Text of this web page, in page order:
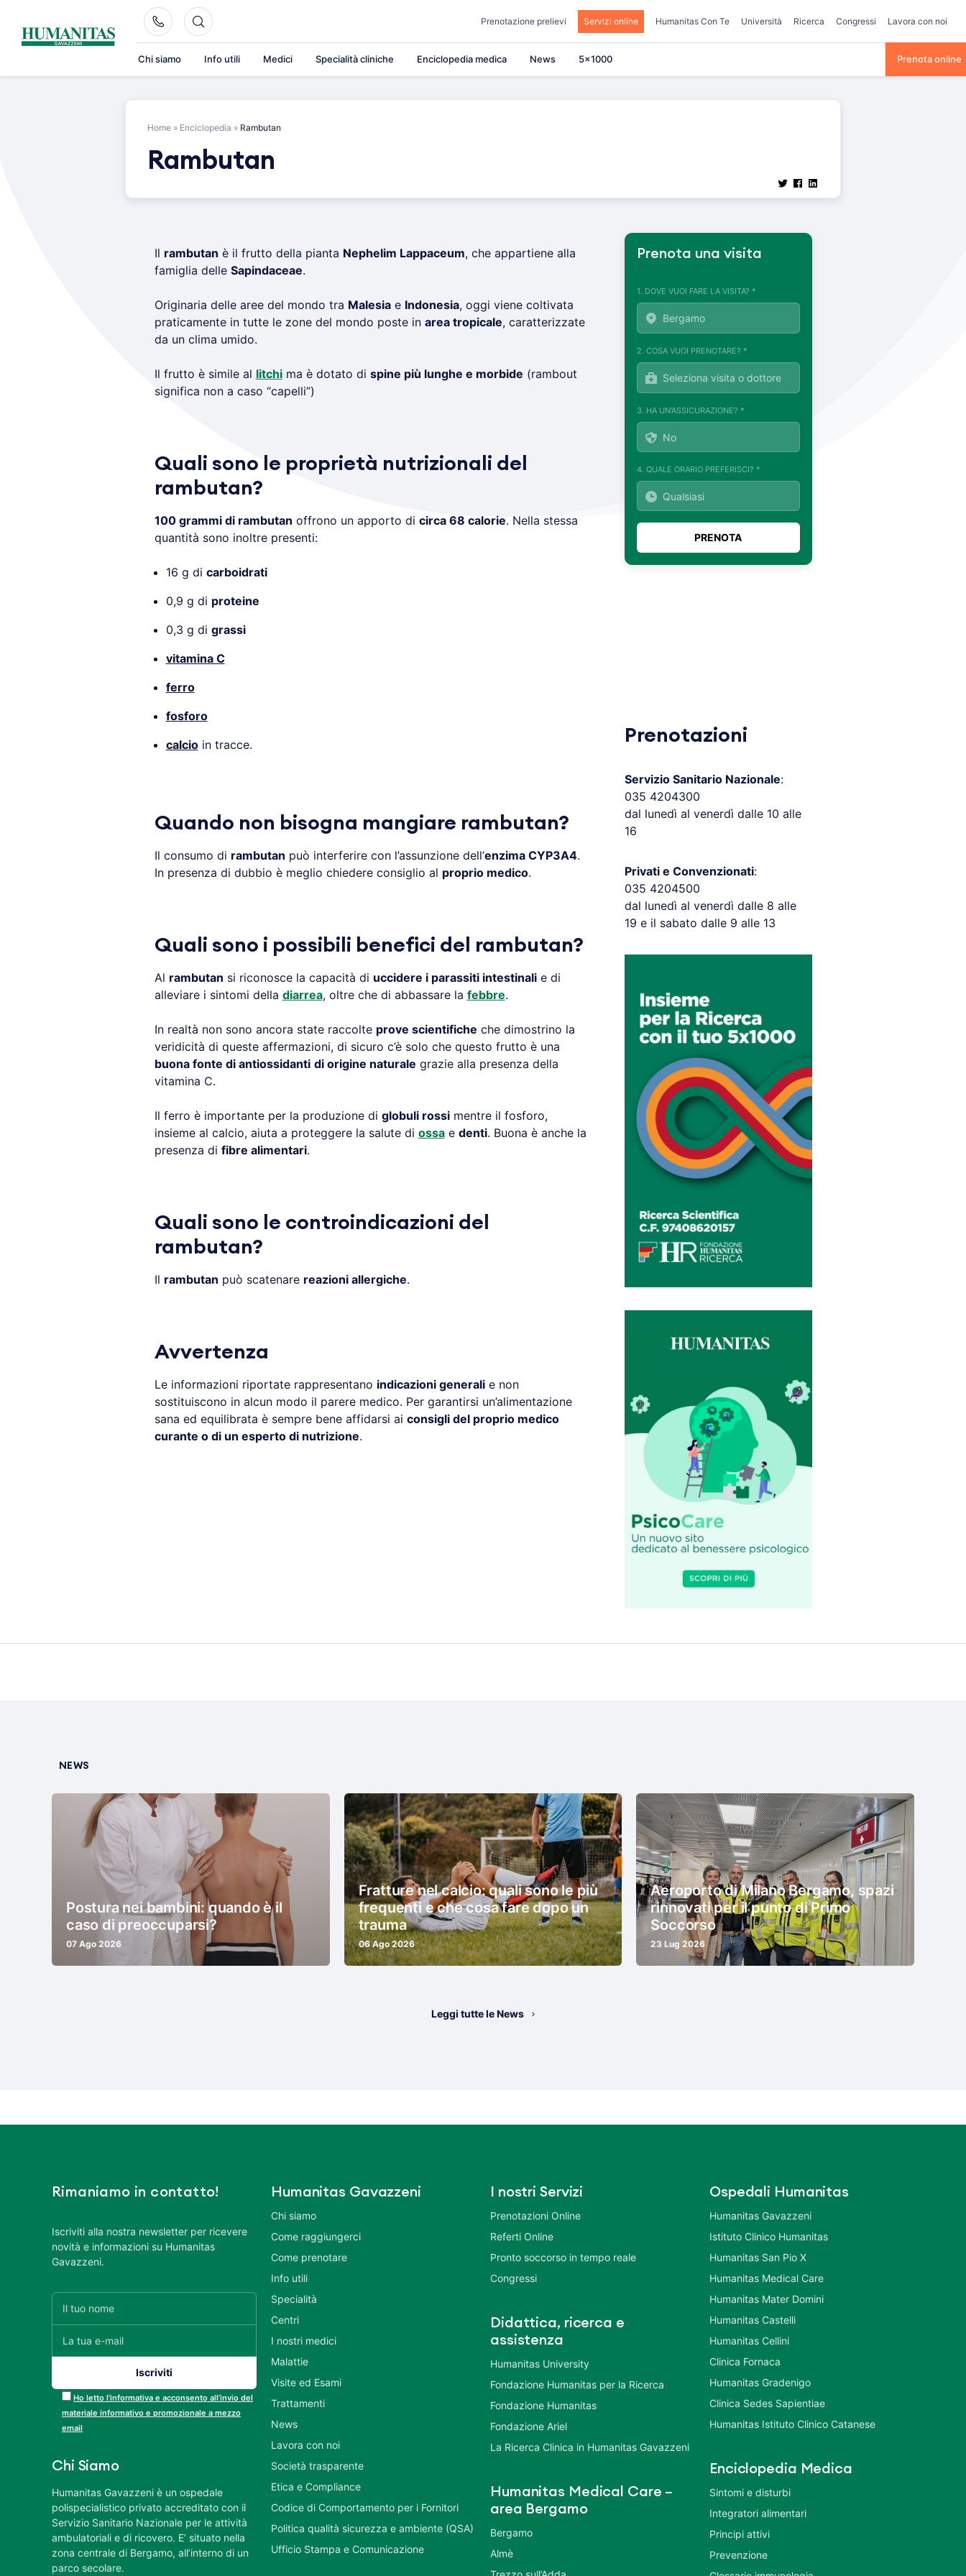
content
Prenotazione prelievi Servizi online Humanitas Con Te Università Ricerca Congressi Lavora con noi
Chi siamo Info utili Medici Specialità cliniche Enciclopedia medica News 5×1000 Prenota online
Home » Enciclopedia » Rambutan
Rambutan
Il rambutan è il frutto della pianta Nephelim Lappaceum, che appartiene alla
famiglia delle Sapindaceae.
Originaria delle aree del mondo tra Malesiae Indonesia, oggi viene coltivata
praticamente in tutte le zone del mondo poste in area tropicale, caratterizzate
da un clima umido.
Il frutto è simile al litchima è dotato di spine più lunghe e morbide (rambout
significa non a caso “capelli”)
Quali sono le proprietà nutrizionali del
rambutan?
100 grammi di rambutan offrono un apporto di circa 68 calorie. Nella stessa
quantità sono inoltre presenti:
16 g di carboidrati
0,9 g di proteine
0,3 g di grassi
vitamina C
ferro
fosforo
calcioin tracce.
Quando non bisogna mangiare rambutan?
Il consumo di rambutan può interferire con l’assunzione dell’enzima CYP3A4.
In presenza di dubbio è meglio chiedere consiglio al proprio medico.
Quali sono i possibili benefici del rambutan?
Al rambutan si riconosce la capacità di uccidere i parassiti intestinalie di
alleviare i sintomi della diarrea, oltre che di abbassare la febbre.
In realtà non sono ancora state raccolte prove scientifiche che dimostrino la
veridicità di queste affermazioni, di sicuro c’è solo che questo frutto è una
buona fonte di antiossidanti di origine naturale grazie alla presenza della
vitamina C.
Il ferro è importante per la produzione di globuli rossimentre il fosforo,
insieme al calcio, aiuta a proteggere la salute di ossae denti. Buona è anche la
presenza di fibre alimentari.
Quali sono le controindicazioni del
rambutan?
Il rambutan può scatenare reazioni allergiche.
Avvertenza
Le informazioni riportate rappresentano indicazioni generalie non
sostituiscono in alcun modo il parere medico. Per garantirsi un’alimentazione
sana ed equilibrata è sempre bene affidarsi ai consigli del proprio medico
curante o di un esperto di nutrizione.
Prenota una visita
1. DOVE VUOI FARE LA VISITA? *
2. COSA VUOI PRENOTARE? *
3. HA UN'ASSICURAZIONE? *
4. QUALE ORARIO PREFERISCI? *
Prenotazioni
Servizio Sanitario Nazionale:
035 4204300
dal lunedì al venerdì dalle 10 alle
16
Privati e Convenzionati:
035 4204500
dal lunedì al venerdì dalle 8 alle
19 e il sabato dalle 9 alle 13
NEWS
Postura nei bambini: quando è il
caso di preoccuparsi?
07 Ago 2026
Fratture nel calcio: quali sono le più
frequenti e che cosa fare dopo un
trauma
06 Ago 2026
Aeroporto di Milano Bergamo, spazi
rinnovati per il punto di Primo
Soccorso
23 Lug 2026
Leggi tutte le News
Rimaniamo in contatto!
Iscriviti alla nostra newsletter per ricevere
novità e informazioni su Humanitas
Gavazzeni.
Ho letto l’informativa e acconsento all’invio del
materiale informativo e promozionale a mezzo
email
Chi Siamo
Humanitas Gavazzeni è un ospedale
polispecialistico privato accreditato con il
Servizio Sanitario Nazionale per le attività
ambulatoriali e di ricovero. E’ situato nella
zona centrale di Bergamo, all’interno di un
parco secolare.
Humanitas Gavazzeni
Chi siamo
Come raggiungerci
Come prenotare
Info utili
Specialità
Centri
I nostri medici
Malattie
Visite ed Esami
Trattamenti
News
Lavora con noi
Società trasparente
Etica e Compliance
Codice di Comportamento per i Fornitori
Politica qualità sicurezza e ambiente (QSA)
Ufficio Stampa e Comunicazione
I nostri Servizi
Prenotazioni Online
Referti Online
Pronto soccorso in tempo reale
Congressi
Didattica, ricerca e
assistenza
Humanitas University
Fondazione Humanitas per la Ricerca
Fondazione Humanitas
Fondazione Ariel
La Ricerca Clinica in Humanitas Gavazzeni
Humanitas Medical Care –
area Bergamo
Bergamo
Almè
Ospedali Humanitas
Humanitas Gavazzeni
Istituto Clinico Humanitas
Humanitas San Pio X
Humanitas Medical Care
Humanitas Mater Domini
Humanitas Castelli
Humanitas Cellini
Clinica Fornaca
Humanitas Gradenigo
Clinica Sedes Sapientiae
Humanitas Istituto Clinico Catanese
Enciclopedia Medica
Sintomi e disturbi
Integratori alimentari
Principi attivi
Prevenzione